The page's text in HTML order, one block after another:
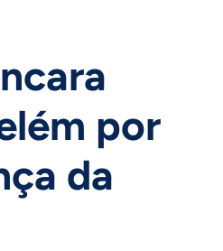
por
da